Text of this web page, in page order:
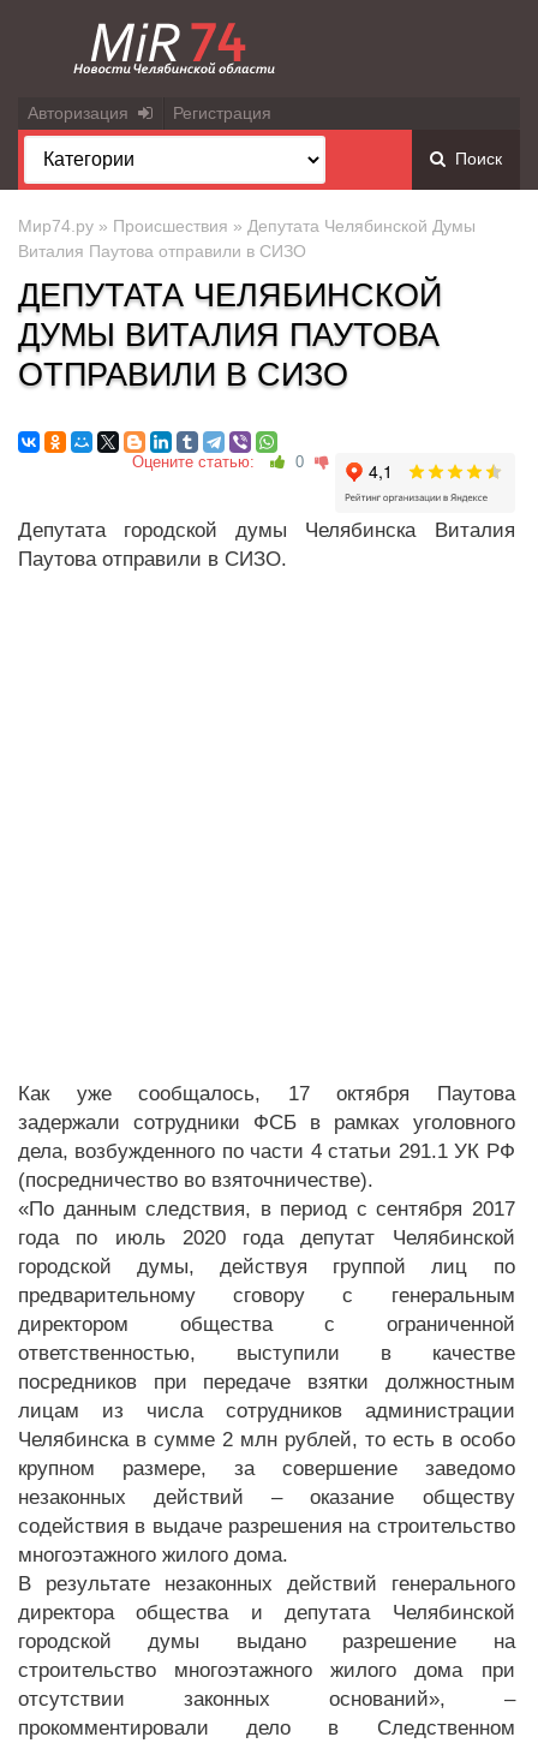
Авторизация Регистрация
Поиск
Мир74.ру » Происшествия » Депутата Челябинской Думы
Виталия Паутова отправили в СИЗО
ДЕПУТАТА ЧЕЛЯБИНСКОЙ
ДУМЫ ВИТАЛИЯ ПАУТОВА
ОТПРАВИЛИ В СИЗО
Оцените статью: 0
Депутата городской думы Челябинска Виталия
Паутова отправили в СИЗО.
Как уже сообщалось, 17 октября Паутова
задержали сотрудники ФСБ в рамках уголовного
дела, возбужденного по части 4 статьи 291.1 УК РФ
(посредничество во взяточничестве).
«По данным следствия, в период с сентября 2017
года по июль 2020 года депутат Челябинской
городской думы, действуя группой лиц по
предварительному сговору с генеральным
директором общества с ограниченной
ответственностью, выступили в качестве
посредников при передаче взятки должностным
лицам из числа сотрудников администрации
Челябинска в сумме 2 млн рублей, то есть в особо
крупном размере, за совершение заведомо
незаконных действий – оказание обществу
содействия в выдаче разрешения на строительство
многоэтажного жилого дома.
В результате незаконных действий генерального
директора общества и депутата Челябинской
городской думы выдано разрешение на
строительство многоэтажного жилого дома при
отсутствии законных оснований», –
прокомментировали дело в Следственном